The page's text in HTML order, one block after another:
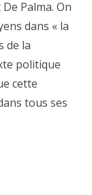
Palma. On
dans « la
de la
politique
cette
tous ses